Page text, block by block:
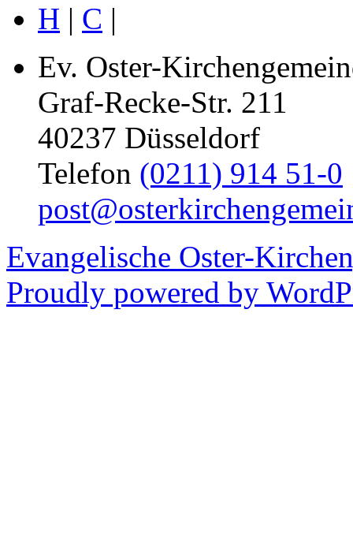
H | C |
Ev. Oster-
Graf-Recke-Str. 211
40237 Düsseldorf
Telefon (0211) 914 51-0
Evangelische Oster-
Proudly powered by